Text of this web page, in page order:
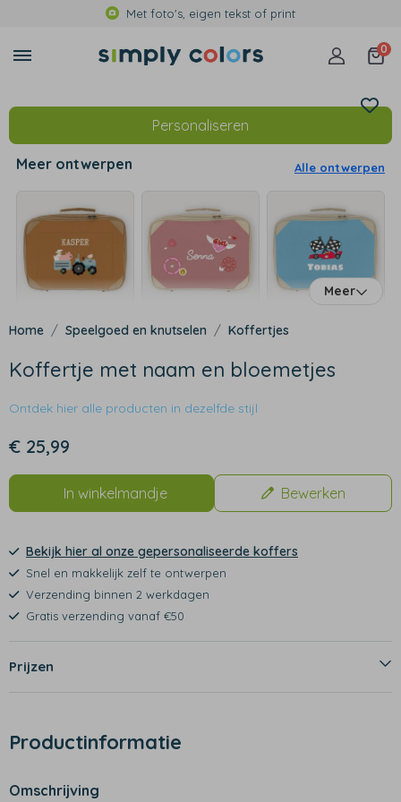
Met foto's, eigen tekst of print
0
Personaliseren
Meer ontwerpen Alle ontwerpen
Meer
Speelgoed en knutselen Koffertjes
Koffertje met naam en bloemetjes
Ontdek hier alle producten in dezelfde stijl
€ 25,99
In winkelmandje Bewerken
Bekijk hier al onze gepersonaliseerde koffers
Snel en makkelijk zelf te ontwerpen
Verzending binnen 2 werkdagen
Gratis verzending vanaf €50
Prijzen
Productinformatie
Omschrijving